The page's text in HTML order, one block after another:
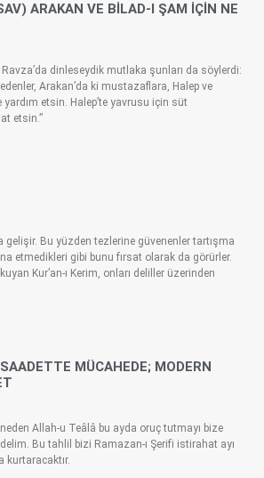
ARAKAN VE BILAD-I ŞAM İÇIN NE
dinleseydik mutlaka şunları da söylerdi:
Arakan’da ki mustazaflara, Halep ve
yardım etsin. Halep’te yavrusu için süt
etsin.”
gelişir. Bu yüzden tezlerine güvenenler tartışma
etmedikleri gibi bunu fırsat olarak da görürler.
Kur’an-ı Kerim, onları deliller üzerinden
MÜCAHEDE; MODERN
Allah-u Teâlâ bu ayda oruç tutmayı bize
Bu tahlil bizi Ramazan-ı Şerifi istirahat ayı
kurtaracaktır.